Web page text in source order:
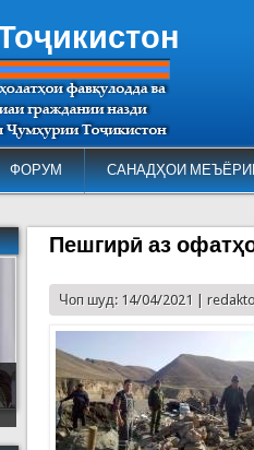
ФОРУМ САНАДҲОИ
Пешгирӣ аз
Чоп шуд: 14/04/2021 |